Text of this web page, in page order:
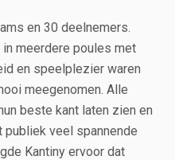
en 30 deelnemers.
meerdere poules met
en speelplezier waren
meegenomen. Alle
beste kant laten zien en
veel spannende
Kantiny ervoor dat